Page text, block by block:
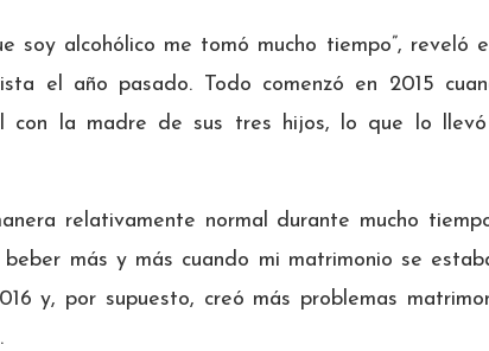
soy alcohólico me tomó mucho tiempo”, reveló
el año pasado. Todo comenzó en 2015
con la madre de sus tres hijos, lo que lo
relativamente normal durante mucho
beber más y más cuando mi matrimonio se
y, por supuesto, creó más problemas